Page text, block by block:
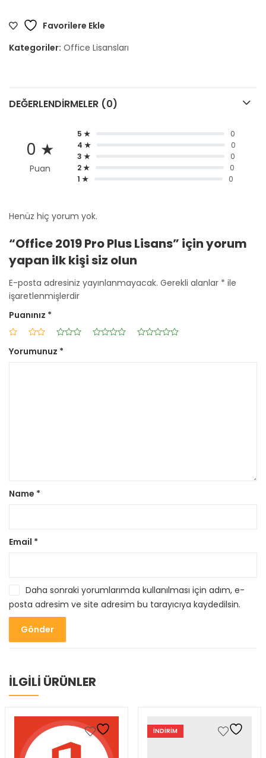
Favorilere Ekle
Kategoriler: Office Lisansları
DEĞERLENDIRMELER (0)
0 ★
Puan
5 ★
0
4 ★
0
3 ★
0
2 ★
0
1 ★
0
Henüz hiç yorum yok.
“Office 2019 Pro Plus Lisans” için yorum
yapan ilk kişi siz olun
E-posta adresiniz yayınlanmayacak. Gerekli alanlar * ile
işaretlenmişlerdir
Puanınız *
Yorumunuz *
Name *
Email *
Daha sonraki yorumlarımda kullanılması için adım, e-
posta adresim ve site adresim bu tarayıcıya kaydedilsin.
İLGİLİ ÜRÜNLER
INDIRIM